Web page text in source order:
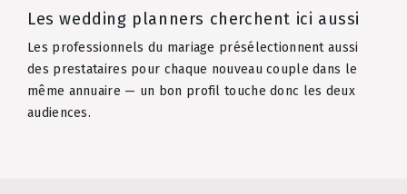
Les wedding planners cherchent ici aussi
Les professionnels du mariage présélectionnent aussi
des prestataires pour chaque nouveau couple dans le
même annuaire — un bon profil touche donc les deux
audiences.